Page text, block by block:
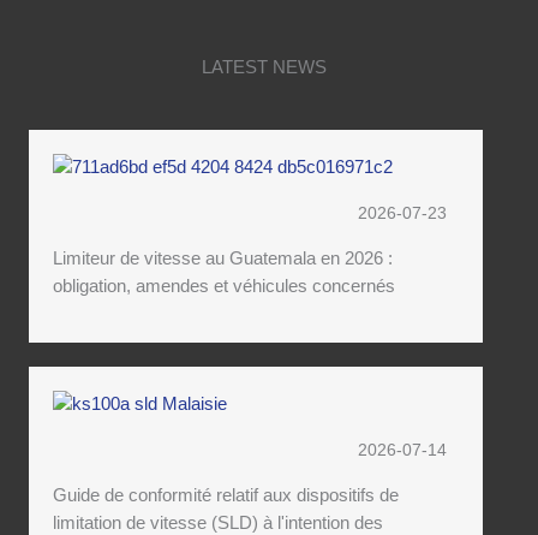
LATEST NEWS
2026-07-23
Limiteur de vitesse au Guatemala en 2026 :
obligation, amendes et véhicules concernés
2026-07-14
Guide de conformité relatif aux dispositifs de
limitation de vitesse (SLD) à l'intention des